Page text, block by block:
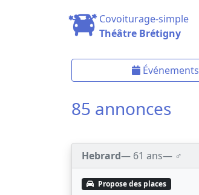
Covoiturage-simple
Théâtre Brétigny
Événements
85 annonces
Hebrard— 61 ans— ♂️
Propose des places